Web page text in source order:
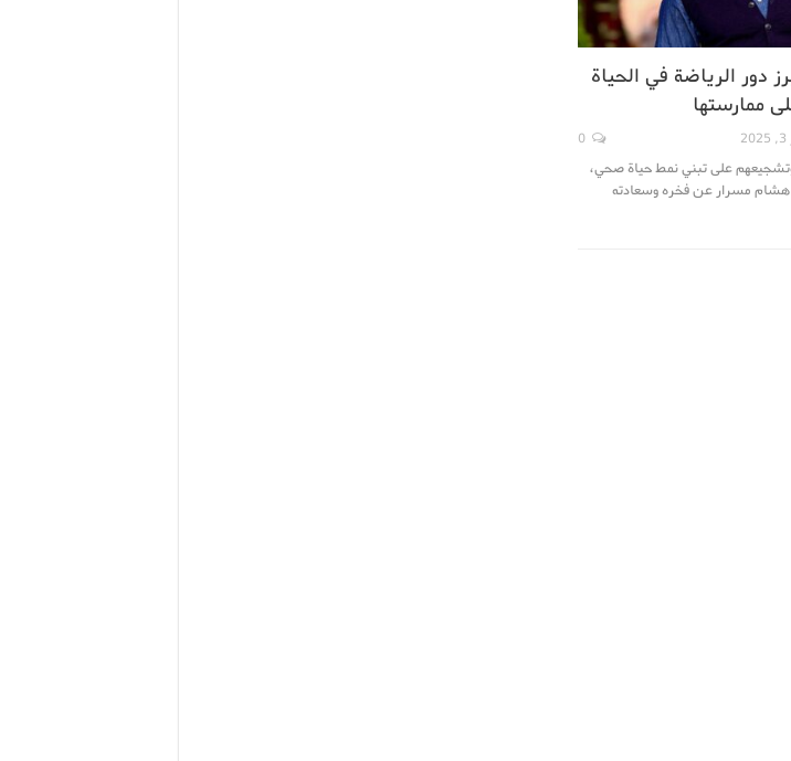
دور الرياضة في الحياة
ممارستها
وتشجيعهم على تبني نمط حياة صحي،
هشام مسرار عن فخره وسعادته